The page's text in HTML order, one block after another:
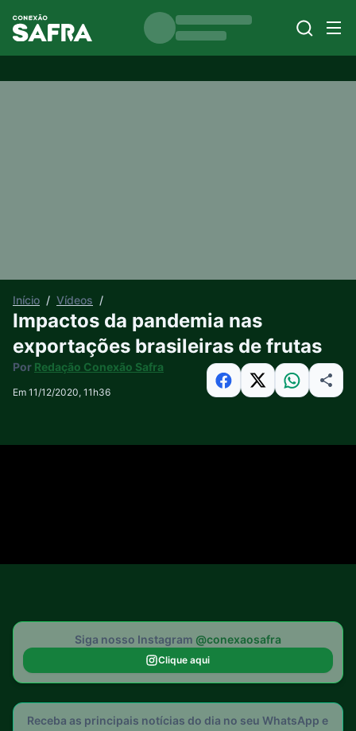
Início / Vídeos /
Impactos da pandemia nas
exportações brasileiras de frutas
Por Redação Conexão Safra
Em 11/12/2020, 11h36
Siga nosso Instagram @conexaosafra
Clique aqui
Receba as principais notícias do dia no seu WhatsApp e